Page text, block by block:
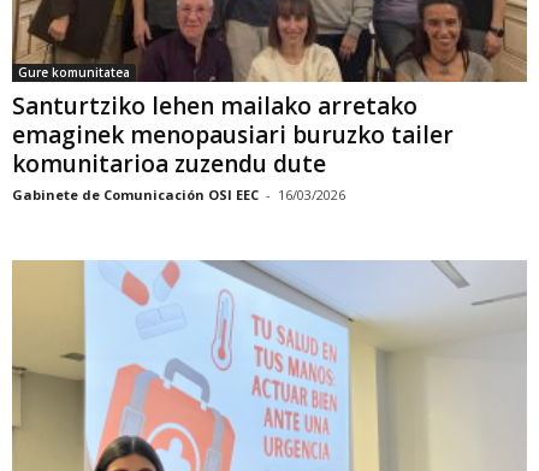
Gure komunitatea
Santurtziko lehen mailako arretako
emaginek menopausiari buruzko tailer
komunitarioa zuzendu dute
Gabinete de Comunicación OSI EEC - 16/03/2026